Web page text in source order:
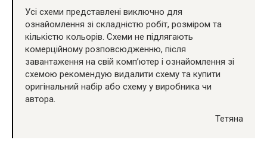
Усі схеми представлені виключно для
ознайомлення зі складністю робіт, розміром та
кількістю кольорів. Схеми не підлягають
комерційному розповсюдженню, після
завантаження на свій комп’ютер і ознайомлення зі
схемою рекомендую видалити схему та купити
оригінальний набір або схему у виробника чи
автора.
Тетяна